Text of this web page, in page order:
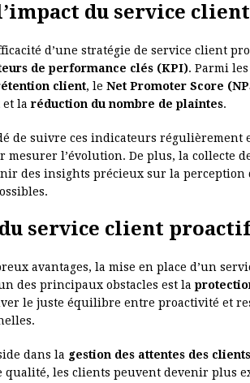
du service
d’une stratégie de service client
de performance clés (KPI). Parmi
client, le Net Promoter Score
et la réduction du nombre de plaintes.
de suivre ces indicateurs régulièrement
mesurer l’évolution. De plus, la collecte
des insights précieux sur la perception
service client proactif
avantages, la mise en place d’un
des principaux obstacles est la
le juste équilibre entre proactivité et
dans la gestion des attentes des clients
qualité, les clients peuvent devenir plus